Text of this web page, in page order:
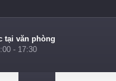
tại văn phòng
- 17:30